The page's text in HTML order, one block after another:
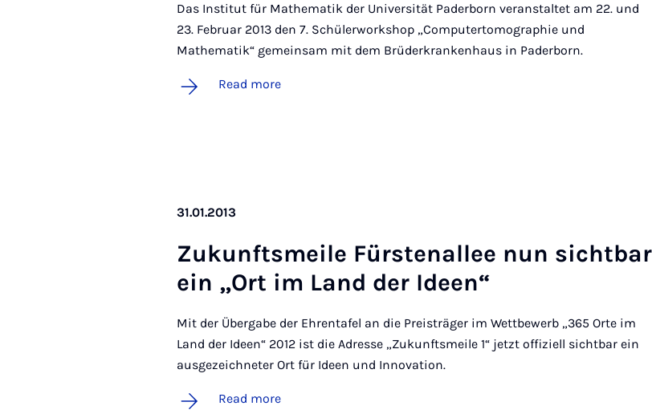
Das Institut für Mathematik der Universität Paderborn veranstaltet am 22. und
23. Februar 2013 den 7. Schülerworkshop „Computertomographie und
Mathematik“ gemeinsam mit dem Brüderkrankenhaus in Paderborn.
Read more
31.01.2013
Zukun­fts­meile Für­sten­allee nun sicht­bar
ein „Ort im Land der Ideen“
Mit der Übergabe der Ehrentafel an die Preisträger im Wettbewerb „365 Orte im
Land der Ideen“ 2012 ist die Adresse „Zukunftsmeile 1“ jetzt offiziell sichtbar ein
ausgezeichneter Ort für Ideen und Innovation.
Read more